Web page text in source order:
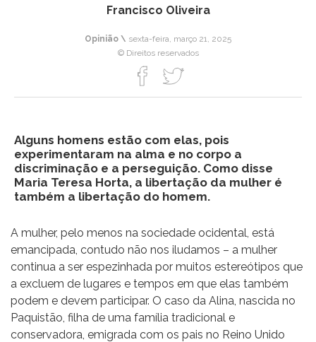
Francisco Oliveira
Opinião \ sexta-feira, março 21, 2025
© Direitos reservados
Alguns homens estão com elas, pois
experimentaram na alma e no corpo a
discriminação e a perseguição. Como disse
Maria Teresa Horta, a libertação da mulher é
também a libertação do homem.
A mulher, pelo menos na sociedade ocidental, está
emancipada, contudo não nos iludamos – a mulher
continua a ser espezinhada por muitos estereótipos que
a excluem de lugares e tempos em que elas também
podem e devem participar. O caso da Alina, nascida no
Paquistão, filha de uma família tradicional e
conservadora, emigrada com os pais no Reino Unido